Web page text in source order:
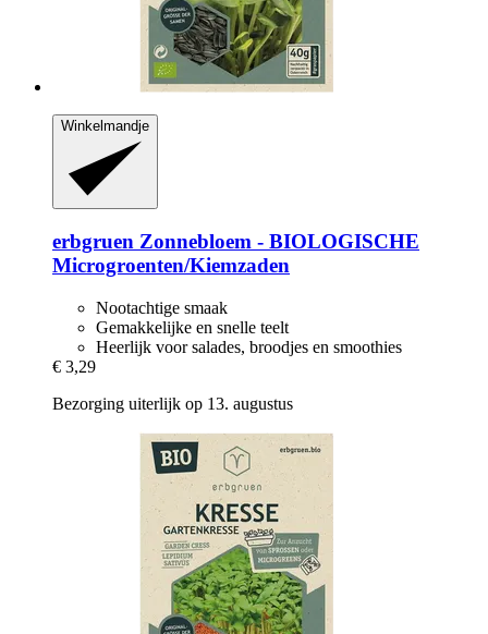
Winkelmandje
erbgruen Zonnebloem -​ BIOLOGISCHE
Microgroenten/Kiemzaden
Nootachtige smaak
Gemakkelijke en snelle teelt
Heerlijk voor salades, broodjes en smoothies
€ 3,29
Bezorging uiterlijk op 13. augustus